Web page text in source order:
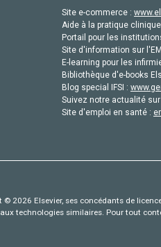
Site e-commerce :
Aide à la pratique
Portail pour les
Site d'information sur
E-learning pour les
Bibliothèque d'e-books
Blog special IFSI :
Suivez notre actualité
Site d'emploi en santé :
2026 Elsevier, ses concédants de
technologies similaires. Pour tout